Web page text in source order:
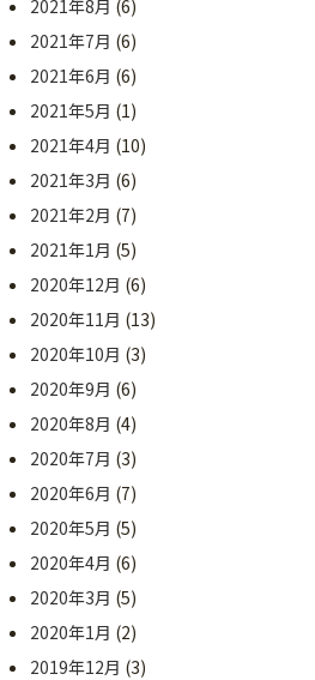
2021年8月 (6)
2021年7月 (6)
2021年6月 (6)
2021年5月 (1)
2021年4月 (10)
2021年3月 (6)
2021年2月 (7)
2021年1月 (5)
2020年12月 (6)
2020年11月 (13)
2020年10月 (3)
2020年9月 (6)
2020年8月 (4)
2020年7月 (3)
2020年6月 (7)
2020年5月 (5)
2020年4月 (6)
2020年3月 (5)
2020年1月 (2)
2019年12月 (3)